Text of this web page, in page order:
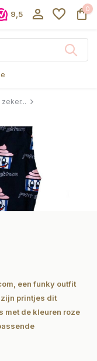
9,5
0
een funky outfit
printjes dit
met de kleuren roze